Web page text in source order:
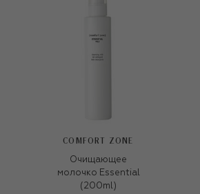
COMFORT ZONE
Очищающее
молочко Essential
(200ml)